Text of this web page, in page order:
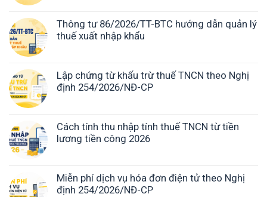
Thông tư 86/2026/TT-BTC hướng dẫn quản lý
thuế xuất nhập khẩu
Lập chứng từ khấu trừ thuế TNCN theo Nghị
định 254/2026/NĐ-CP
Cách tính thu nhập tính thuế TNCN từ tiền
lương tiền công 2026
Miễn phí dịch vụ hóa đơn điện tử theo Nghị
định 254/2026/NĐ-CP